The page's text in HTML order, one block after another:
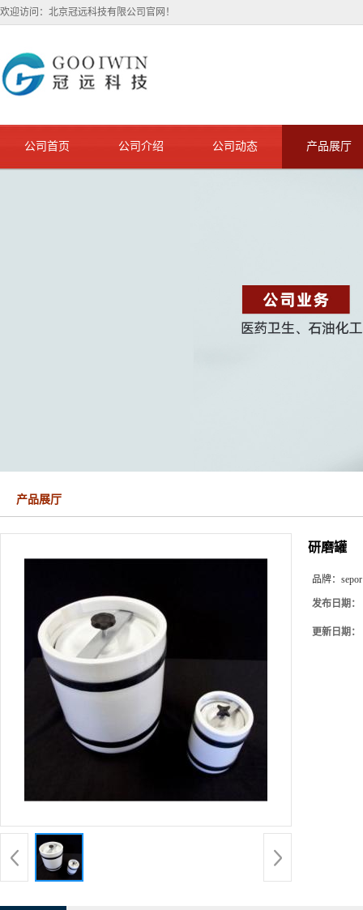
欢迎访问：北京冠远科技有限公司官网！
公司首页 公司介绍 公司动态 产品展厅
产品展厅
研磨罐
品牌： sepor
发布日期：
更新日期：